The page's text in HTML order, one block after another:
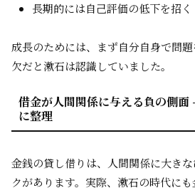
長期的には自己評価の低下を招く
成長のためには、まず自分自身で問
欠だと漱石は認識していました。
借金が人間関係に与える負の側面
に整理
金銭の貸し借りは、人間関係に大き
クがあります。実際、漱石の時代に